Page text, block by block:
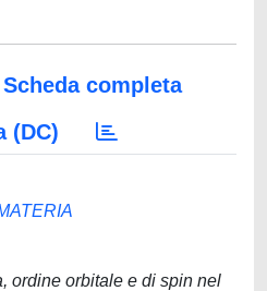
Scheda completa
(DC)
ordine orbitale e di spin nel